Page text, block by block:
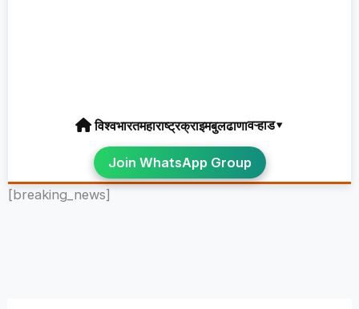
विश्वभारतमहाराष्ट्रक्राइमबुलढाणावऱ्हाड▾
Join WhatsApp Group
[breaking_news]